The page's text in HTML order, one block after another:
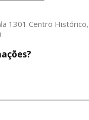
1301 Centro Histórico,